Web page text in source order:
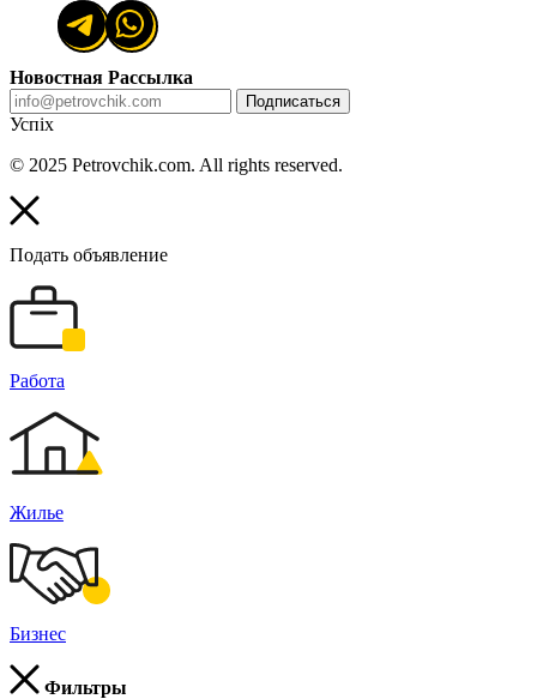
Новостная Рассылка
Подписаться
Успіх
© 2025 Petrovchik.com. All rights reserved.
Подать объявление
Работа
Жилье
Бизнес
Фильтры